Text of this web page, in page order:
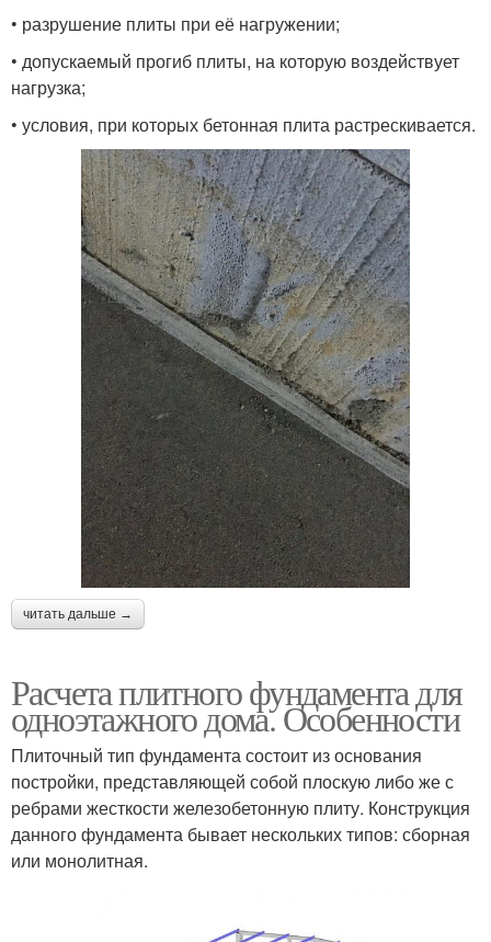
• разрушение плиты при её нагружении;
• допускаемый прогиб плиты, на которую воздействует
нагрузка;
• условия, при которых бетонная плита растрескивается.
читать дальше →
Расчета плитного фундамента для
одноэтажного дома. Особенности
Плиточный тип фундамента состоит из основания
постройки, представляющей собой плоскую либо же с
ребрами жесткости железобетонную плиту. Конструкция
данного фундамента бывает нескольких типов: сборная
или монолитная.